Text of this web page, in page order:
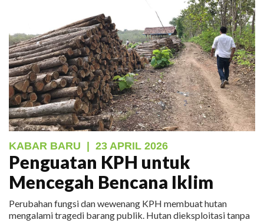
KABAR BARU 23 APRIL 2026
Penguatan KPH untuk
Mencegah Bencana Iklim
Perubahan fungsi dan wewenang KPH membuat hutan
mengalami tragedi barang publik. Hutan dieksploitasi tanpa